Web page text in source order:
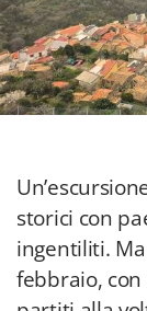
storici con
ingentiliti.
febbraio,